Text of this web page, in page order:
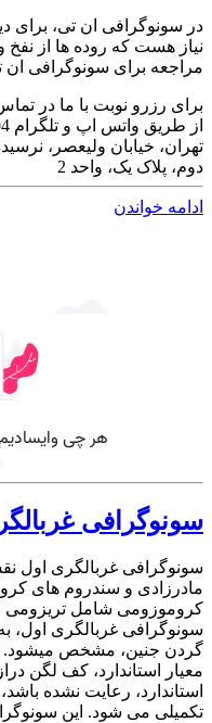
در سونوگرافی ان تی، برای
نیاز هست که روده ها از نفخ
مراجعه برای سونوگرافی ان
برای رزرو نوبت با ما در
از طریق واتس اپ و تلگرام 09918283304
تهران، خیابان ولیعصر،
دوم، پلاک یک، واحد 2
ادامه خواندن
سونوگرافی
سونوگرافی غربالگری اول
مادرزادی و سندروم های
سونوگرافی غربالگری
گردن جنین، مشخص میشود.
معیار استاندارد، کف لگن
استاندارد، رعایت نشده
تکمیلی می شود. این